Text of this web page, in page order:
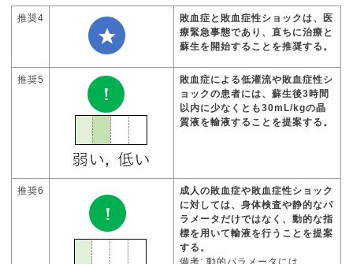
推奨4
敗血症と敗血症性ショックは、医
療緊急事態であり、直ちに治療と
蘇生を開始することを推奨する。
推奨5
敗血症による低灌流や敗血症性シ
ョックの患者には、蘇生後3時間
以内に少なくとも30mL/kgの晶
質液を輸液することを提案する。
推奨6
成人の敗血症や敗血症性ショック
に対しては、身体検査や静的なパ
ラメータだけではなく、動的な指
標を用いて輸液を行うことを提案
する。
備考: 動的パラメータには、